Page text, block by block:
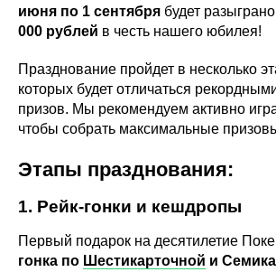
июня по 1 сентября будет разыграно
000 рублей в честь нашего юбилея!
Празднование пройдет в несколько
которых будет отличаться
призов. Мы рекомендуем активно
чтобы собрать максимальные
Этапы празднования:
1. Рейк-гонки и кешдропы
Первый подарок на десятилетие
гонка по Шестикарточной и